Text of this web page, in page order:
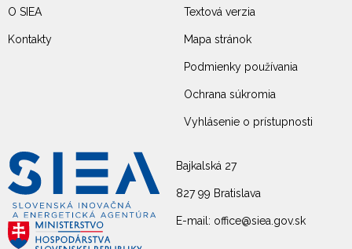
Bajkalská 27
827 99 Bratislava
E-mail: office@siea.gov.sk
O SIEA
Kontakty
Textová verzia
Mapa stránok
Podmienky používania
Ochrana súkromia
Vyhlásenie o prístupnosti